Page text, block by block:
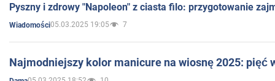
Pyszny i zdrowy "Napoleon" z ciasta filo: przygotowanie
Wiadomości05.03.2025 19:05 7
Najmodniejszy kolor manicure na wiosnę 2025: pięć